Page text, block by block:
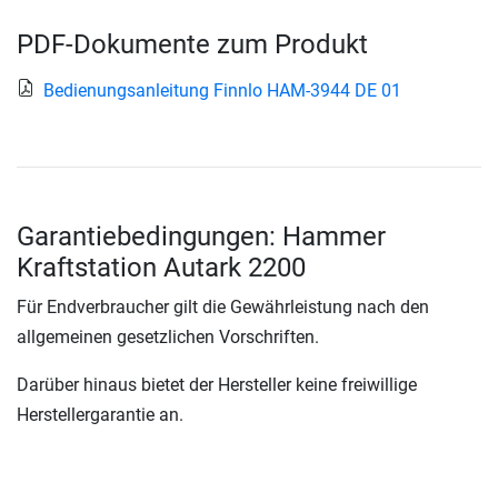
PDF-Dokumente zum Produkt
Bedienungsanleitung Finnlo HAM-3944 DE 01
Garantiebedingungen: Hammer
Kraftstation Autark 2200
Für Endverbraucher gilt die Gewährleistung nach den
allgemeinen gesetzlichen Vorschriften.
Darüber hinaus bietet der Hersteller keine freiwillige
Herstellergarantie an.